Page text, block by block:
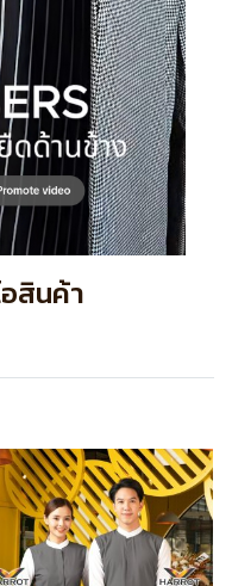
สินค้า